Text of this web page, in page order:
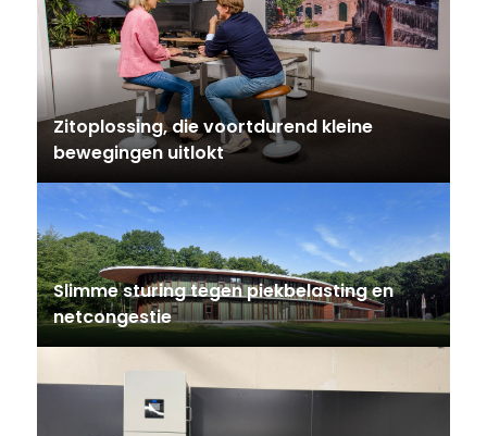
Zitoplossing, die voortdurend kleine
bewegingen uitlokt
Slimme sturing tegen piekbelasting en
netcongestie